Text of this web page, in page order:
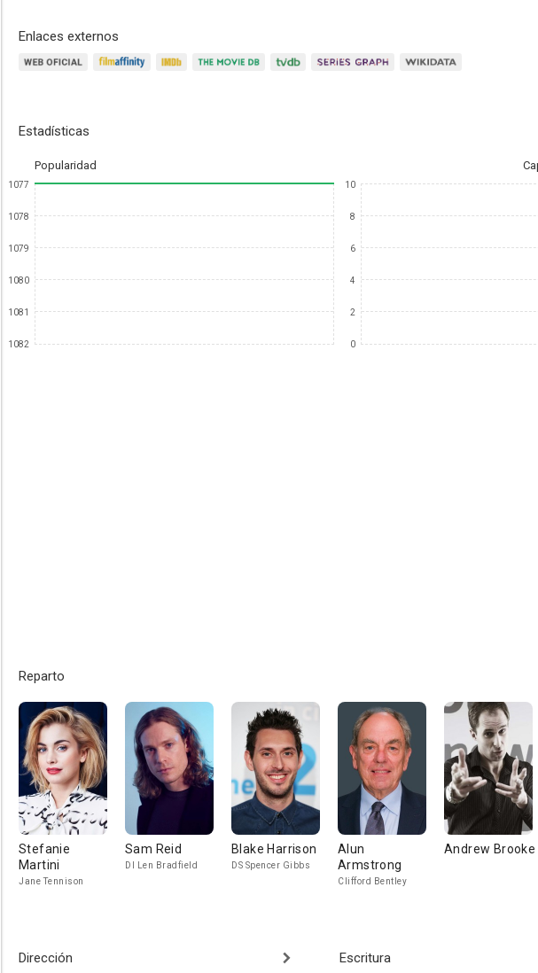
Enlaces externos
Estadísticas
Popularidad
1077
1078
1079
1080
1081
1082
10
8
6
4
2
0
Reparto
Stefanie
Martini
Jane Tennison
Sam Reid
DI Len Bradfield
Blake Harrison
DS Spencer Gibbs
Alun
Armstrong
Clifford Bentley
Andrew Brooke
Dirección
Escritura